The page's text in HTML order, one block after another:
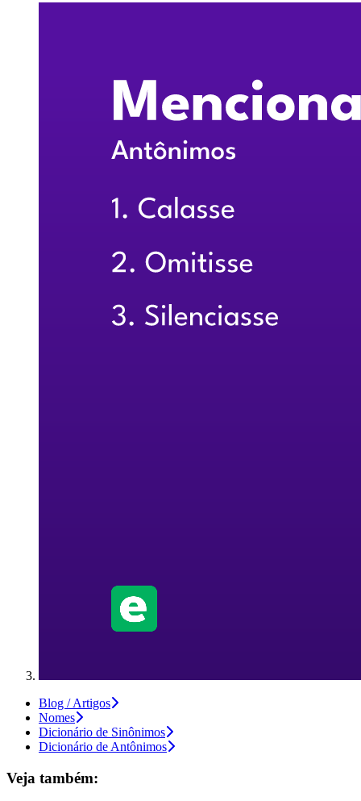
Blog / Artigos
Nomes
Dicionário de Sinônimos
Dicionário de Antônimos
Veja também: